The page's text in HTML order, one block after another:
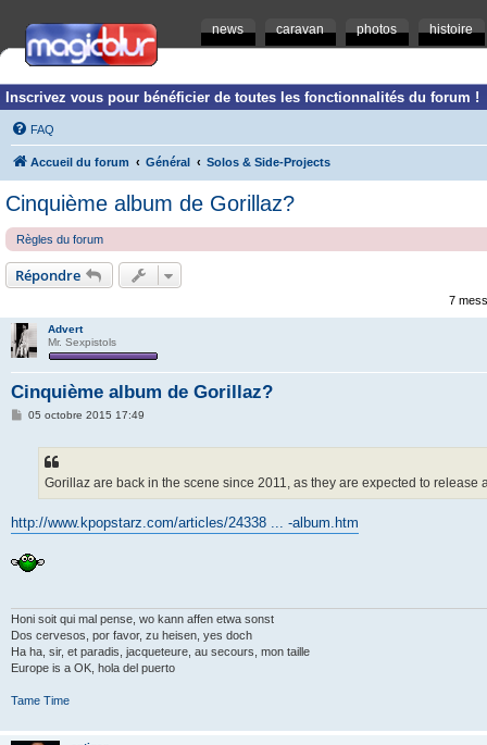
news caravan photos histoire
Inscrivez vous pour bénéficier de toutes les fonctionnalités du forum !
FAQ
Accueil du forum Général Solos & Side-Projects
Cinquième album de Gorillaz?
Règles du forum
Répondre
7
Advert
Mr. Sexpistols
Cinquième album de Gorillaz?
M05 octobre 2015 17:49
Gorillaz are back in the scene since 2011, as they are expected to release
http://www.kpopstarz.com/articles/24338 ... -album.htm
Honi soit qui mal pense, wo kann affen etwa sonst
Dos cervesos, por favor, zu heisen, yes doch
Ha ha, sir, et paradis, jacqueteure, au secours, mon taille
Europe is a OK, hola del puerto
Tame Time